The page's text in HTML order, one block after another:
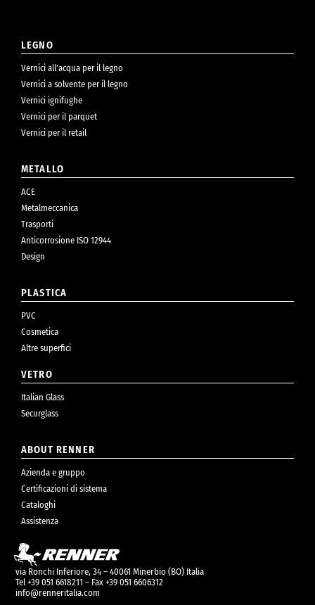
LEGNO
Vernici all’acqua per il legno
Vernici a solvente per il legno
Vernici ignifughe
Vernici per il parquet
Vernici per il retail
METALLO
ACE
Metalmeccanica
Trasporti
Anticorrosione ISO 12944
Design
PLASTICA
PVC
Cosmetica
Altre superfici
VETRO
Italian Glass
Securglass
ABOUT RENNER
Azienda e gruppo
Certificazioni di sistema
Cataloghi
Assistenza
via Ronchi Inferiore, 34 – 40061 Minerbio (BO) Italia
Tel +39 051 6618211 – Fax +39 051 6606312
info@renneritalia.com